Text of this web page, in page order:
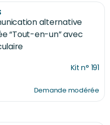
alternative
“Tout-en-un” avec
Kit n° 191
Demande modérée